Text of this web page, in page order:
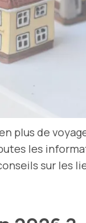
plus de
les
sur